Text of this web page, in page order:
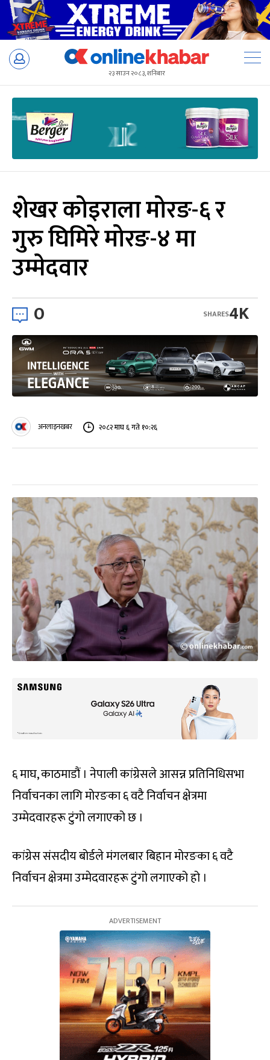
Skip
२३ साउन २०८३, शनिबार
शेखर कोइराला मोरङ-६ र
गुरु घिमिरे मोरङ-४ मा
उम्मेदवार
0 4K
SHARES
अनलाइनखबर २०८२ माघ ६ गते १०:२६
६ माघ, काठमाडौं । नेपाली कांग्रेसले आसन्न प्रतिनिधिसभा
निर्वाचनका लागि मोरङका ६ वटै निर्वाचन क्षेत्रमा
उम्मेदवारहरू टुंगो लगाएको छ ।
कांग्रेस संसदीय बोर्डले मंगलबार बिहान मोरङका ६ वटै
निर्वाचन क्षेत्रमा उम्मेदवारहरू टुंगो लगाएको हो ।